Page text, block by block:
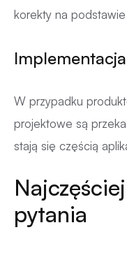
korekty na
Implementacja
W przypadku
projektowe są
stają się częścią
pytania